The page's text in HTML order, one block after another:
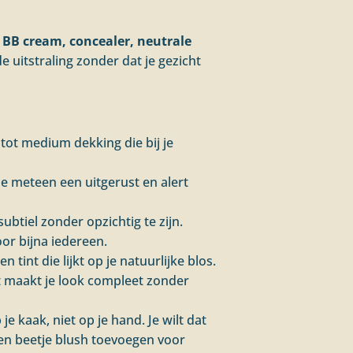
cream, concealer, neutrale
uitstraling zonder dat je gezicht
medium dekking die bij je
meteen een uitgerust en alert
zonder opzichtig te zijn.
bijna iedereen.
tint die lijkt op je natuurlijke blos.
je look compleet zonder
kaak, niet op je hand. Je wilt dat
beetje blush toevoegen voor